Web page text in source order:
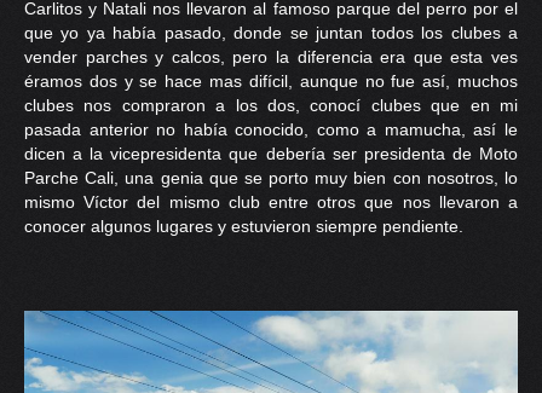
Carlitos y Natali nos llevaron al famoso parque del perro por el
que yo ya había pasado, donde se juntan todos los clubes a
vender parches y calcos, pero la diferencia era que esta ves
éramos dos y se hace mas difícil, aunque no fue así, muchos
clubes nos compraron a los dos, conocí clubes que en mi
pasada anterior no había conocido, como a mamucha, así le
dicen a la vicepresidenta que debería ser presidenta de Moto
Parche Cali, una genia que se porto muy bien con nosotros, lo
mismo Víctor del mismo club entre otros que nos llevaron a
conocer algunos lugares y estuvieron siempre pendiente.